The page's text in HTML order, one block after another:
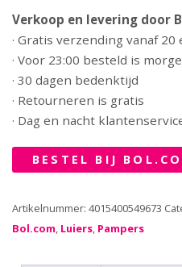
Verkoop en levering door
· Gratis verzending vanaf 20
· Voor 23:00 besteld is
· 30 dagen bedenktijd
· Retourneren is gratis
· Dag en nacht
BESTEL BIJ
Artikelnummer: 4015400549673
Bol.com, Luiers, Pampers